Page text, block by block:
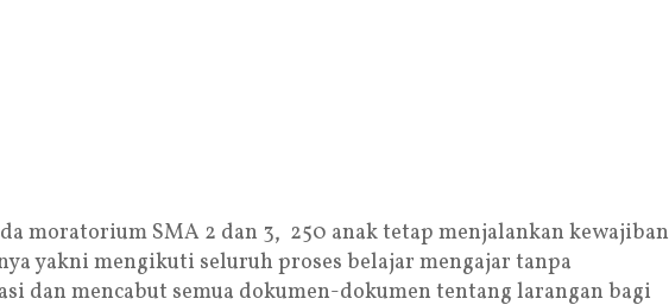
moratorium SMA 2 dan 3, 250 anak tetap menjalankan kewajiban
yakni mengikuti seluruh proses belajar mengajar tanpa
dan mencabut semua dokumen-dokumen tentang larangan bagi